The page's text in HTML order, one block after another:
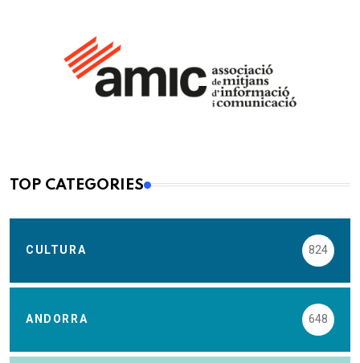
TOP CATEGORIES
CULTURA 824
ANDORRA 648